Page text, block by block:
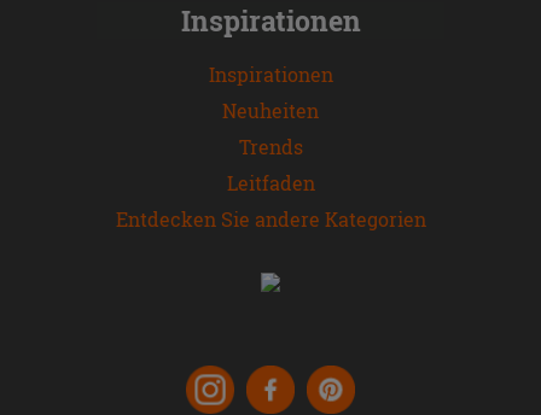
Inspirationen
Inspirationen
Neuheiten
Trends
Leitfaden
Entdecken Sie andere Kategorien